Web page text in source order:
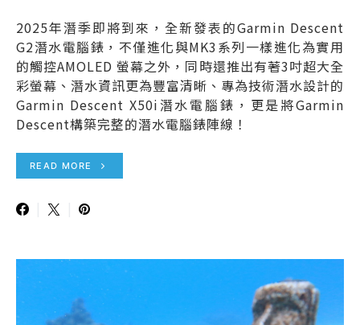
2025年潛季即將到來，全新發表的Garmin Descent
G2潛水電腦錶，不僅進化與MK3系列一樣進化為實用
的觸控AMOLED 螢幕之外，同時還推出有著3吋超大全
彩螢幕、潛水資訊更為豐富清晰、專為技術潛水設計的
Garmin Descent X50i潛水電腦錶，更是將Garmin
Descent構築完整的潛水電腦錶陣線！
READ MORE